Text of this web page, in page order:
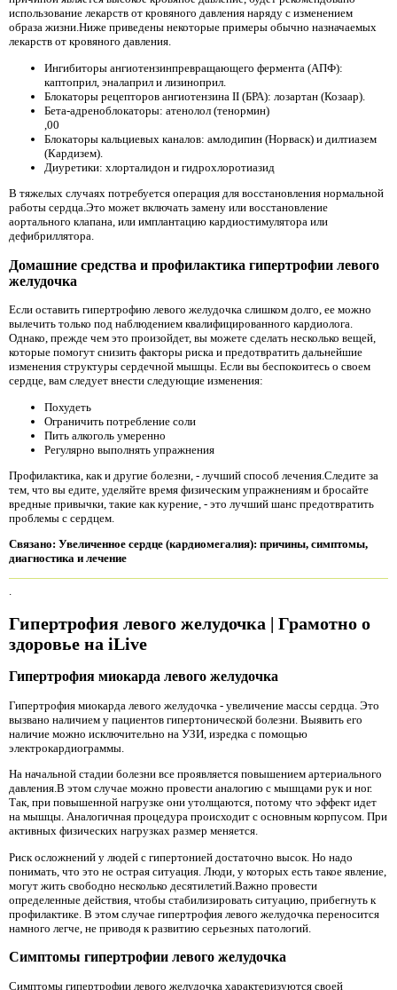
использование лекарств от кровяного давления наряду с изменением
образа жизни.Ниже приведены некоторые примеры обычно назначаемых
лекарств от кровяного давления.
Ингибиторы ангиотензинпревращающего фермента (АПФ):
каптоприл, эналаприл и лизиноприл.
Блокаторы рецепторов ангиотензина II (БРА): лозартан (Козаар).
Бета-адреноблокаторы: атенолол (тенормин)
,00
Блокаторы кальциевых каналов: амлодипин (Норваск) и дилтиазем
(Кардизем).
Диуретики: хлорталидон и гидрохлоротиазид
В тяжелых случаях потребуется операция для восстановления нормальной
работы сердца.Это может включать замену или восстановление
аортального клапана, или имплантацию кардиостимулятора или
дефибриллятора.
Домашние средства и профилактика гипертрофии левого
желудочка
Если оставить гипертрофию левого желудочка слишком долго, ее можно
вылечить только под наблюдением квалифицированного кардиолога.
Однако, прежде чем это произойдет, вы можете сделать несколько вещей,
которые помогут снизить факторы риска и предотвратить дальнейшие
изменения структуры сердечной мышцы. Если вы беспокоитесь о своем
сердце, вам следует внести следующие изменения:
Похудеть
Ограничить потребление соли
Пить алкоголь умеренно
Регулярно выполнять упражнения
Профилактика, как и другие болезни, - лучший способ лечения.Следите за
тем, что вы едите, уделяйте время физическим упражнениям и бросайте
вредные привычки, такие как курение, - это лучший шанс предотвратить
проблемы с сердцем.
Связано: Увеличенное сердце (кардиомегалия): причины, симптомы,
диагностика и лечение
.
Гипертрофия левого желудочка | Грамотно о
здоровье на iLive
Гипертрофия миокарда левого желудочка
Гипертрофия миокарда левого желудочка - увеличение массы сердца. Это
вызвано наличием у пациентов гипертонической болезни. Выявить его
наличие можно исключительно на УЗИ, изредка с помощью
электрокардиограммы.
На начальной стадии болезни все проявляется повышением артериального
давления.В этом случае можно провести аналогию с мышцами рук и ног.
Так, при повышенной нагрузке они утолщаются, потому что эффект идет
на мышцы. Аналогичная процедура происходит с основным корпусом. При
активных физических нагрузках размер меняется.
Риск осложнений у людей с гипертонией достаточно высок. Но надо
понимать, что это не острая ситуация. Люди, у которых есть такое явление,
могут жить свободно несколько десятилетий.Важно провести
определенные действия, чтобы стабилизировать ситуацию, прибегнуть к
профилактике. В этом случае гипертрофия левого желудочка переносится
намного легче, не приводя к развитию серьезных патологий.
Симптомы гипертрофии левого желудочка
Симптомы гипертрофии левого желудочка характеризуются своей